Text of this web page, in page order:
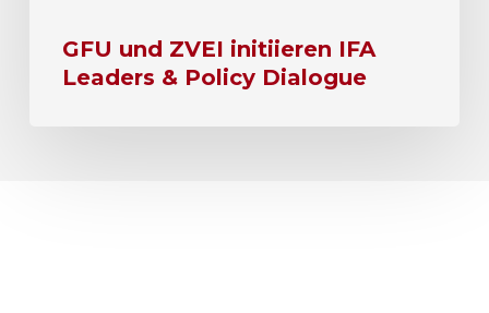
GFU und ZVEI initiieren IFA
Leaders & Policy Dialogue